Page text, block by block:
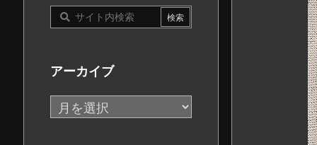
アーカイブ
ア
ー